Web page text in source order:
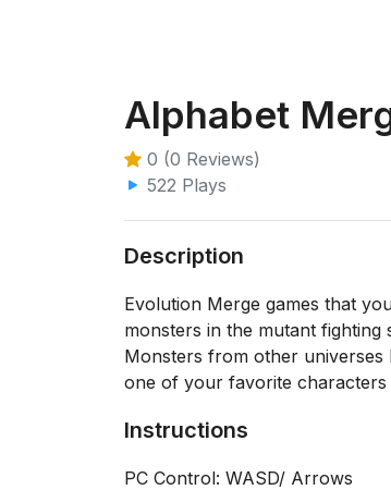
Alphabet
0 (0 Reviews)
522 Plays
Description
Evolution Merge games that
monsters in the mutant
Monsters from other universes
one of your favorite
Instructions
PC Control: WASD/ Arrows